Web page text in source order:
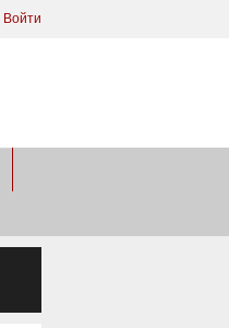
Войти